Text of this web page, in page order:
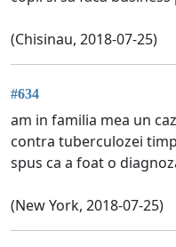
(Chisinau, 2018-07-25)
#634
am in familia mea un
contra tuberculozei
spus ca a foat o
(New York, 2018-07-25)